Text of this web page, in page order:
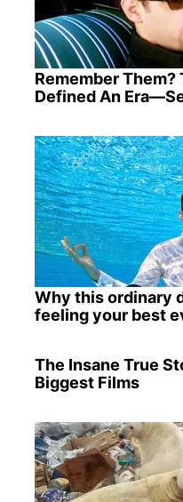
Remember
Defined An
Why this ordinary
feeling your best
The Insane True
Biggest Films